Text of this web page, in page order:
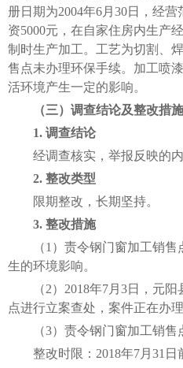
册日期为2004年6月30日，经
资5000元，在自家住房内生产
制时生产加工。工艺为切割、
售点未办理环保手续。加工喷
活环境产生一定的影响。
（三）调查结论及整改措施
1. 调查结论
经调查核实，举报反映的内
2. 整改类型
限期整改，长期坚持。
3. 整改措施
（1）责令钢门窗加工销售
生的环境影响。
（2）2018年7月3日，元阳
点进行立案查处，案件正在办理
（3）责令钢门窗加工销售
整改时限：2018年7月31日